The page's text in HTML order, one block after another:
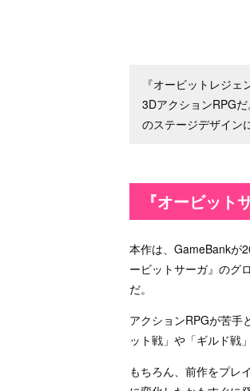
『オービットレジ
3DアクションRPG
のステージデザイン
『オービット
本作は、GameBankが
ービットサーガ』のグ
だ。
アクションRPGが苦手
ット戦」や「ギルド戦
もちろん、前作をプレ